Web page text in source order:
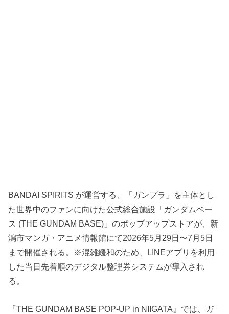
BANDAI SPIRITS が運営する、「ガンプラ」を主体とし
た世界中のファンに向けた公式総合施設「ガンダムベー
ス (THE GUNDAM BASE)」のポップアップストアが、新
潟市マンガ・アニメ情報館にて2026年5月29日〜7月5日
まで開催される。※混雑緩和のため、LINEアプリを利用
した当日先着順のデジタル整理券システムが導入され
る。
『THE GUNDAM BASE POP-UP in NIIGATA』では、ガ